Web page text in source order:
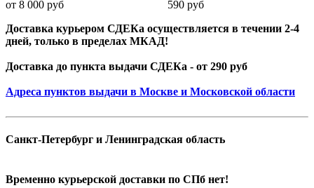
от 8 000 руб 590 руб
Доставка курьером СДЕКа осуществляется в течении 2-4
дней, только в пределах МКАД!
Доставка до пункта выдачи СДЕКа - от 290 руб
Адреса пунктов выдачи в Москве и Московской области
Санкт-Петербург и Ленинградская область
Временно курьерской доставки по СПб нет!